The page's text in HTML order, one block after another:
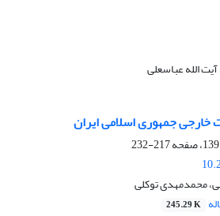
الله عباسعلی
جمهوری اسلامی ایران
217-232
محمدمهدی توکلی
245.29 K